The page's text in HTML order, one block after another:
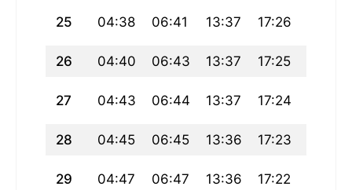
25 04:38 06:41 13:37 17:26
26 04:40 06:43 13:37 17:25
27 04:43 06:44 13:37 17:24
28 04:45 06:45 13:36 17:23
29 04:47 06:47 13:36 17:22